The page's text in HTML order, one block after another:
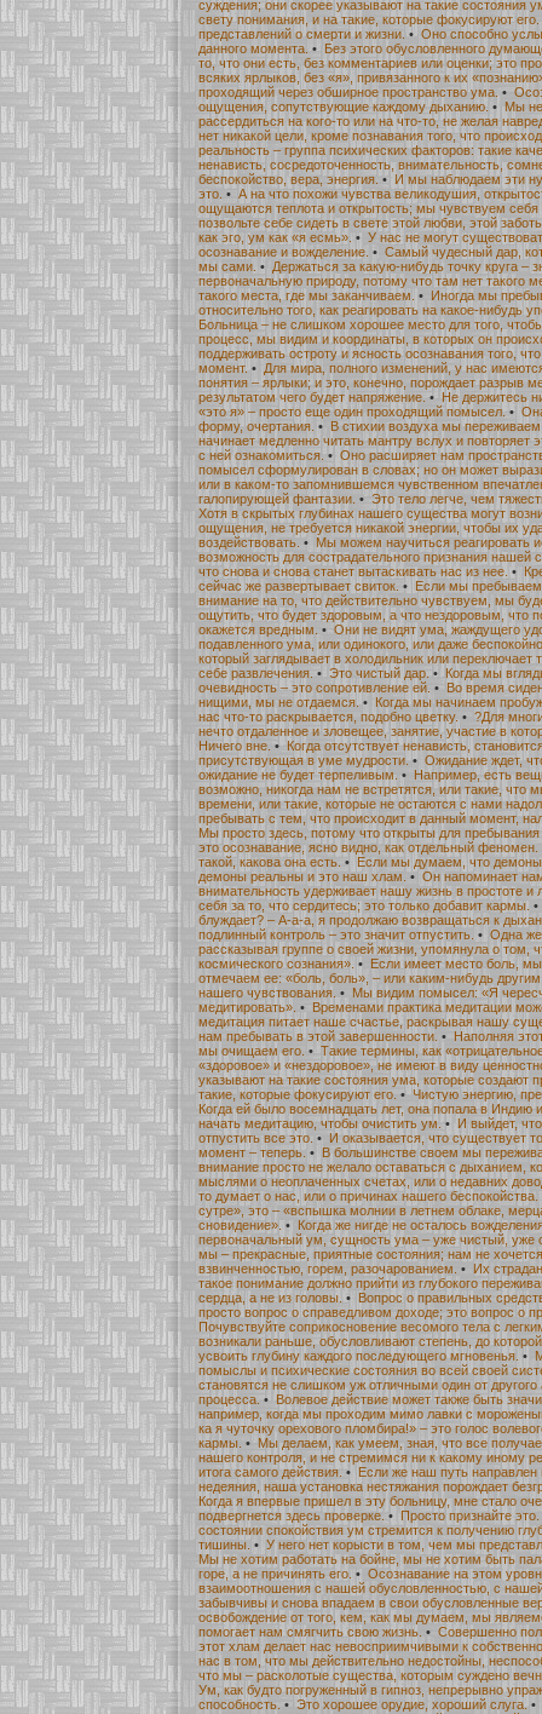
суждения; они скорее указывают на такие состояния
свету понимания, и на такие, которые фокусируют его.
представлений о смерти и жизни. • Оно способно
данного момента. • Без этого обусловленного
то, что они есть, без комментариев или оценки; это
всяких ярлыков, без «я», привязанного к их
проходящий через обширное пространство ума. •
ощущения, сопутствующие каждому дыханию. • Мы
рассердиться на кого-то или на что-то, не желая
нет никакой цели, кроме познавания того, что
реальность – группа психических факторов: такие
ненависть, сосредоточенность, внимательность,
беспокойство, вера, энергия. • И мы наблюдаем эти
это. • А на что похожи чувства великодушия,
ощущаются теплота и открытость; мы чувствуем себя
позвольте себе сидеть в свете этой любви, этой
как эго, ум как «я есмь». • У нас не могут
осознавание и вожделение. • Самый чудесный дар,
мы сами. • Держаться за какую-нибудь точку круга –
первоначальную природу, потому что там нет такого
такого места, где мы заканчиваем. • Иногда мы
относительно того, как реагировать на какое-нибудь
Больница – не слишком хорошее место для того,
процесс, мы видим и координаты, в которых он
поддерживать остроту и ясность осознавания того,
момент. • Для мира, полного изменений, у нас
понятия – ярлыки; и это, конечно, порождает разрыв
результатом чего будет напряжение. • Не держитесь
«это я» – просто еще один проходящий помысел. •
форму, очертания. • В стихии воздуха мы
начинает медленно читать мантру вслух и повторяет
с ней ознакомиться. • Оно расширяет нам
помысел сформулирован в словах; но он может
или в каком-то запомнившемся чувственном
галопирующей фантазии. • Это тело легче, чем
Хотя в скрытых глубинах нашего существа могут
ощущения, не требуется никакой энергии, чтобы их
воздействовать. • Мы можем научиться реагировать
возможность для сострадательного признания нашей
что снова и снова станет вытаскивать нас из нее. •
сейчас же развертывает свиток. • Если мы
внимание на то, что действительно чувствуем, мы
ощутить, что будет здоровым, а что нездоровым, что
окажется вредным. • Они не видят ума, жаждущего
подавленного ума, или одинокого, или даже
который заглядывает в холодильник или
себе развлечения. • Это чистый дар. • Когда мы
очевидность – это сопротивление ей. • Во время
нищими, мы не отдаемся. • Когда мы начинаем
нас что-то раскрывается, подобно цветку. • ?Для
нечто отдаленное и зловещее, занятие, участие в
Ничего вне. • Когда отсутствует ненависть,
присутствующая в уме мудрости. • Ожидание ждет,
ожидание не будет терпеливым. • Например, есть
возможно, никогда нам не встретятся, или такие,
времени, или такие, которые не остаются с нами
пребывать с тем, что происходит в данный момент,
Мы просто здесь, потому что открыты для пребывания
это осознавание, ясно видно, как отдельный феномен.
такой, какова она есть. • Если мы думаем, что
демоны реальны и это наш хлам. • Он напоминает
внимательность удерживает нашу жизнь в простоте и
себя за то, что сердитесь; это только добавит кармы.
блуждает? – А-а-а, я продолжаю возвращаться к
подлинный контроль – это значит отпустить. • Одна
рассказывая группе о своей жизни, упомянула о том,
космического сознания». • Если имеет место боль,
отмечаем ее: «боль, боль», – или каким-нибудь
нашего чувствования. • Мы видим помысел: «Я
медитировать». • Временами практика медитации
медитация питает наше счастье, раскрывая нашу
нам пребывать в этой завершенности. • Наполняя
мы очищаем его. • Такие термины, как
«здоровое» и «нездоровое», не имеют в виду
указывают на такие состояния ума, которые создают
такие, которые фокусируют его. • Чистую энергию,
Когда ей было восемнадцать лет, она попала в Индию
начать медитацию, чтобы очистить ум. • И выйдет,
отпустить все это. • И оказывается, что существует
момент – теперь. • В большинстве своем мы
внимание просто не желало оставаться с дыханием,
мыслями о неоплаченных счетах, или о недавних
то думает о нас, или о причинах нашего беспокойства.
сутре», это – «вспышка молнии в летнем облаке,
сновидение». • Когда же нигде не осталось
первоначальный ум, сущность ума – уже чистый,
мы – прекрасные, приятные состояния; нам не
взвинченностью, горем, разочарованием. • Их
такое понимание должно прийти из глубокого
сердца, а не из головы. • Вопрос о правильных
просто вопрос о справедливом доходе; это вопрос о
Почувствуйте соприкосновение весомого тела с
возникали раньше, обусловливают степень, до
усвоить глубину каждого последующего мгновенья. •
помыслы и психические состояния во всей своей
становятся не слишком уж отличными один от другого
процесса. • Волевое действие может также быть
например, когда мы проходим мимо лавки с
ка я чуточку орехового пломбира!» – это голос
кармы. • Мы делаем, как умеем, зная, что все
нашего контроля, и не стремимся ни к какому иному
итога самого действия. • Если же наш путь направлен
недеяния, наша установка нестяжания порождает
Когда я впервые пришел в эту больницу, мне стало
подвергнется здесь проверке. • Просто признайте это.
состоянии спокойствия ум стремится к получению
тишины. • У него нет корысти в том, чем мы
Мы не хотим работать на бойне, мы не хотим быть
горе, а не причинять его. • Осознавание на этом
взаимоотношения с нашей обусловленностью, с
забывчивы и снова впадаем в свои обусловленные
освобождение от того, кем, как мы думаем, мы
помогает нам смягчить свою жизнь. • Совершенно
этот хлам делает нас невосприимчивыми к
нас в том, что мы действительно недостойны,
что мы – расколотые существа, которым суждено
Ум, как будто погруженный в гипноз, непрерывно
способность. • Это хорошее орудие, хороший слуга. •